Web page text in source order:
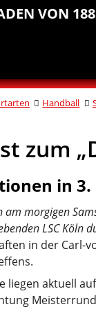
VON
Handball
zum
in
morgigen
LSC Köln
in der Carl-
aktuell